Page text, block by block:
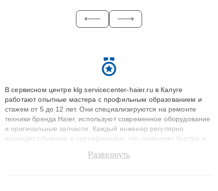
В сервисном центре klg.servicecenter-haier.ru в Калуге
работают опытные мастера с профильным образованием и
стажем от 5 до 12 лет. Они специализируются на ремонте
техники бренда Haier, используют современное оборудование
и оригинальные запчасти. Каждый инженер регулярно
проходит обучение и сертификацию, что позволяет быстро и
сохранением гарантии до 3 лет. Наши мастера решают
Развернуть